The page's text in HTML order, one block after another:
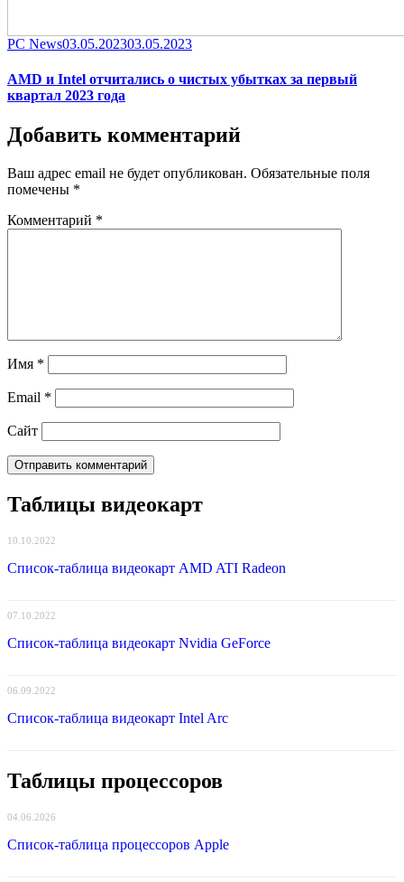
Category
PC NewsPosted
03.05.202303.05.2023
AMD и Intel отчитались о чистых убытках за первый
квартал 2023 года
Добавить комментарий
Ваш адрес email не будет опубликован. Обязательные поля
помечены *
Комментарий *
Имя *
Email *
Сайт
Таблицы видеокарт
10.10.2022
Список-таблица видеокарт AMD ATI Radeon
07.10.2022
Список-таблица видеокарт Nvidia GeForce
06.09.2022
Список-таблица видеокарт Intel Arc
Таблицы процессоров
04.06.2026
Список-таблица процессоров Apple